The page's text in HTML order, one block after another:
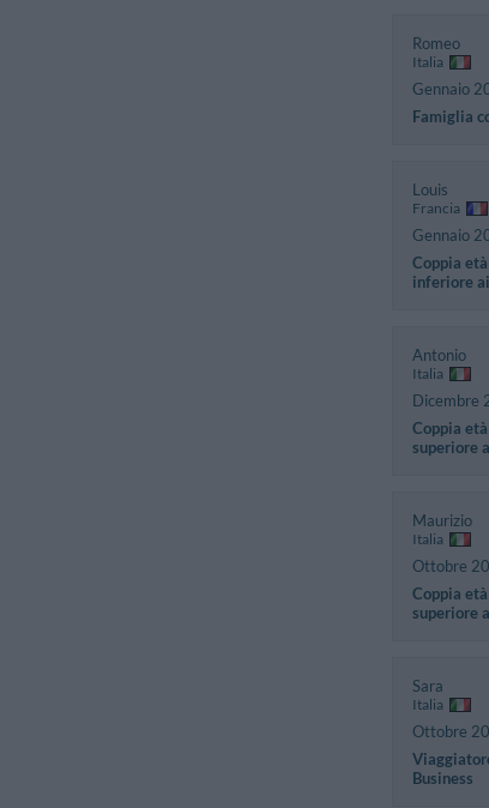
Romeo
Italia
Gennaio
Famiglia
Louis
Francia
Gennaio
Coppia
inferiore
Antonio
Italia
Dicembre
Coppia
superiore
Maurizio
Italia
Ottobre
Coppia
superiore
Sara
Italia
Ottobre
Business